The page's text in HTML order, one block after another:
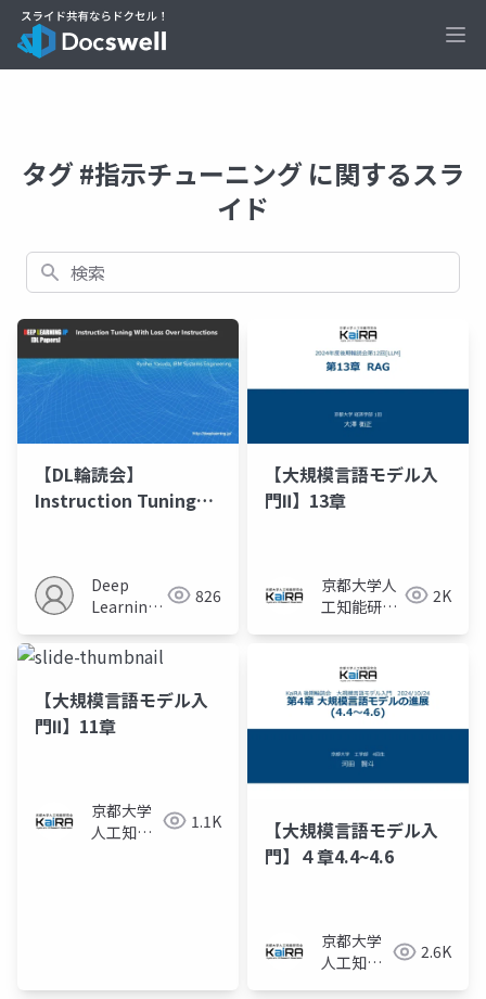
タグ #指示チューニング に関するスラ
イド
検索
【DL輪読会】
Instruction Tuning
Deep
Learning
826
【大規模言語モデル入
門Ⅱ】13章
京都大学人
工知能研究
2K
【大規模言語モデル入
門Ⅱ】11章
京都大学
人工知能
1.1K
【大規模言語モデル入
門】４章4.4~4.6
京都大学
人工知能
2.6K